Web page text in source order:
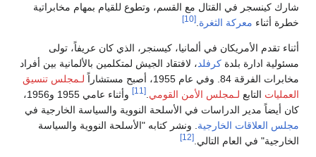
شارك كينسجر في القتال مع القسم، وتطوع للقيام بمهام مخابراتية
خطرة أثناء معركة الثغرة [10]
أثناء تقدم الأمريكان في ألمانيا، كيسنجر، الذي كان عريفاً، تولى
مسئولية ادارة بلدة كرفلد، لافتقاد الجيش لمتكلمين بالألمانية بين أفراد
مخابرات الفرقة 84. وفي عام 1955، أصبح مستشاراً
لـمجلس تنسيق
العمليات التابع لـمجلس الأمن القومي [11]
وأثناء عامي 1955 و1956،
كان أيضاً مدير الدراسات في الأسلحة النووية والسياسة الخارجية في
مجلس العلاقات الخارجية . ونشر كتابه "الأسلحة النووية والسياسة
الخارجية" في العام التالي. [12]